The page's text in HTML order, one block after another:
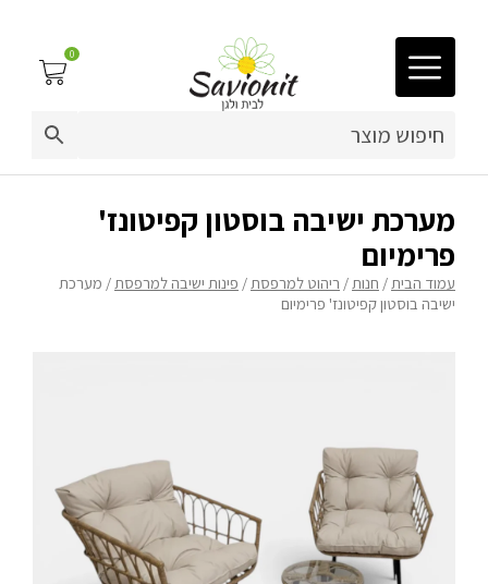
03-9212883
פופים
ריהוט למרפסת
ריהוט לבית
0
מערכת ישיבה בוסטון קפיטונז'
פרימיום
עמוד הבית/ חנות/ ריהוט למרפסת/ פינות ישיבה למרפסת/ מערכת
ישיבה בוסטון קפיטונז' פרימיום